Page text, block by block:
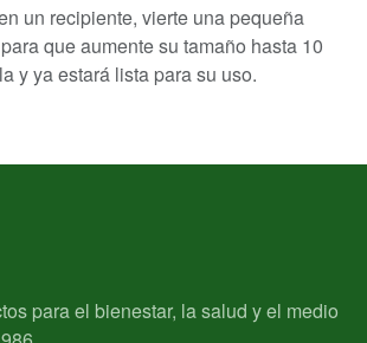
un recipiente, vierte una pequeña
que aumente su tamaño hasta 10
y ya estará lista para su uso.
para el bienestar, la salud y el medio